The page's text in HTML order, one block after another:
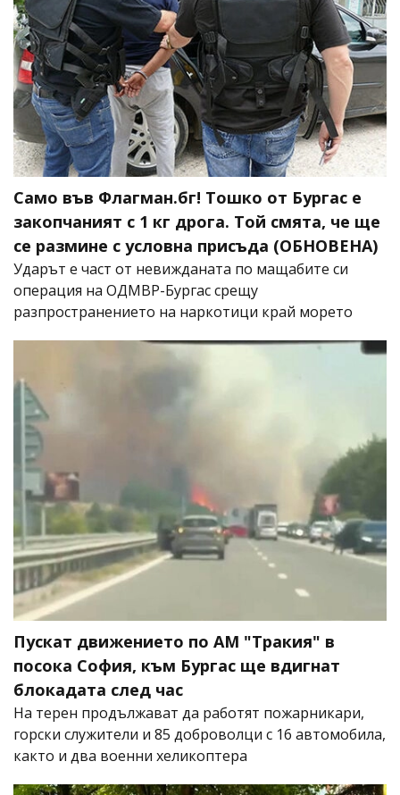
Само във Флагман.бг! Тошко от Бургас е
закопчаният с 1 кг дрога. Той смята, че ще
се размине с условна присъда (ОБНОВЕНА)
Ударът е част от невижданата по мащабите си
операция на ОДМВР-Бургас срещу
разпространението на наркотици край морето
Пускат движението по АМ "Тракия" в
посока София, към Бургас ще вдигнат
блокадата след час
На терен продължават да работят пожарникари,
горски служители и 85 доброволци с 16 автомобила,
както и два военни хеликоптера